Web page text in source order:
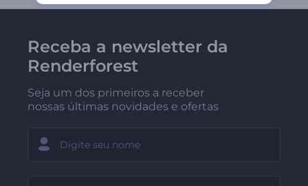
Receba a newsletter da
Renderforest
Seja um dos primeiros a receber
nossas últimas novidades e ofertas